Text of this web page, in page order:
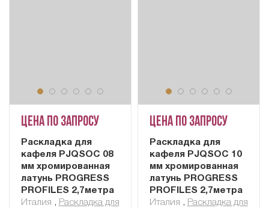
Цена по запросу
Раскладка для
кафеля PJQSOC 08
мм хромированная
латунь PROGRESS
PROFILES 2,7метра
Италия , Раскладка для
Цена по запросу
Раскладка для
кафеля PJQSOC 10
мм хромированная
латунь PROGRESS
PROFILES 2,7метра
Италия , Раскладка для